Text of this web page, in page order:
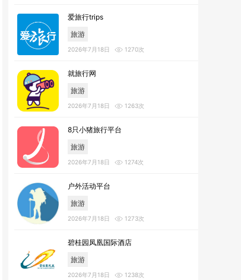
爱旅行trips
旅游
2026年7月18日 1270次
就旅行网
旅游
2026年7月18日 1263次
8只小猪旅行平台
旅游
2026年7月18日 1274次
户外活动平台
旅游
2026年7月18日 1273次
碧桂园凤凰国际酒店
旅游
2026年7月18日 1238次